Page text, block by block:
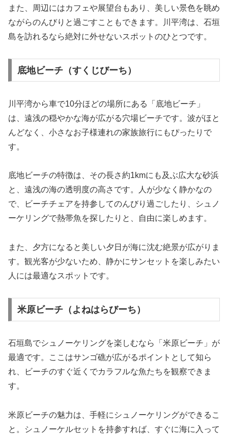
また、周辺にはカフェや展望台もあり、美しい景色を眺め
ながらのんびりと過ごすこともできます。川平湾は、石垣
島を訪れるなら絶対に外せないスポットのひとつです。
底地ビーチ（すくじびーち）
川平湾から車で10分ほどの場所にある「底地ビーチ」
は、遠浅の穏やかな海が広がる穴場ビーチです。波がほと
んどなく、小さなお子様連れの家族旅行にもぴったりで
す。
底地ビーチの特徴は、その長さ約1kmにも及ぶ広大な砂浜
と、遠浅の海の透明度の高さです。人が少なく静かなの
で、ビーチチェアを持参してのんびり過ごしたり、シュノ
ーケリングで熱帯魚を探したりと、自由に楽しめます。
また、夕方になると美しい夕日が海に沈む絶景が広がりま
す。観光客が少ないため、静かにサンセットを楽しみたい
人には最適なスポットです。
米原ビーチ（よねはらびーち）
石垣島でシュノーケリングを楽しむなら「米原ビーチ」が
最適です。ここはサンゴ礁が広がるポイントとして知ら
れ、ビーチのすぐ近くでカラフルな魚たちを観察できま
す。
米原ビーチの魅力は、手軽にシュノーケリングができるこ
と。シュノーケルセットを持参すれば、すぐに海に入って